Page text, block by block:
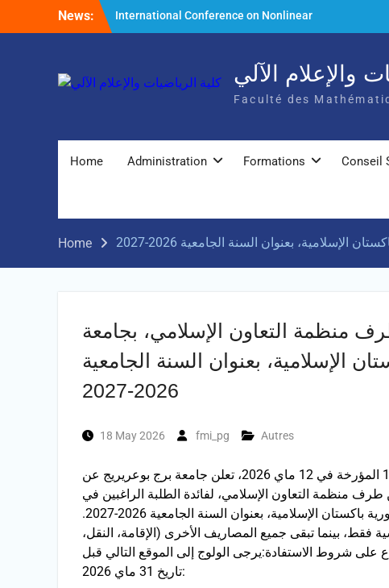
News:
International Conference on Nonlinear
Mathematical Analysis and Its Application
والإعلام الآلي
Faculté des
Home Administration Formations Conseil
Home بعنوان السنة الجامعية 2026-2027
منظمة التعاون الإسلامي، بجامعة
الإسلامية، بعنوان السنة الجامعية
2026-2027
18 May 2026 fmi_pg Autres
وفقا لمراسلة وزارة التعليم العالي والبحث العلمي رقم 1006 المؤرخة في 12 ماي 2026، تعلن جامعة برج بوعريريج عن
منظمة التعاون الإسلامي، لفائدة الطلبة الراغبين في
الإسلامية، بعنوان السنة الجامعية 2026-2027.
فقط، بينما تبقى جميع المصاريف الأخرى (الإقامة، النقل،
على شروط الاستفادة:يرجى الولوج إلى الموقع التالي قبل
تاريخ 31 ماي 2026: